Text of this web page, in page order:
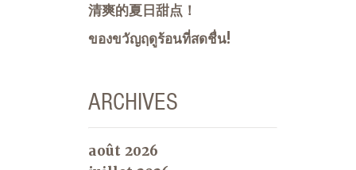
清爽的夏日甜点！
ของขวัญฤดูร้อนที่สดชื่น!
ARCHIVES
août 2026